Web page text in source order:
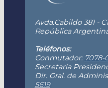
Avda.Cabildo 381 -
República
Teléfonos:
Conmutador: 7078-
Secretaría
Dir. Gral. de
5619